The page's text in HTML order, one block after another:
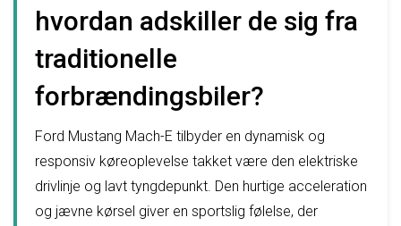
hvordan adskiller de sig fra
traditionelle
forbrændingsbiler?
Ford Mustang Mach-E tilbyder en dynamisk og
responsiv køreoplevelse takket være den elektriske
drivlinje og lavt tyngdepunkt. Den hurtige acceleration
og jævne kørsel giver en sportslig følelse, der